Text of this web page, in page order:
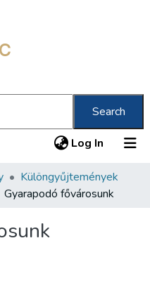
Search
Log In (current)
Különgyűjtemények
Gyarapodó fővárosunk